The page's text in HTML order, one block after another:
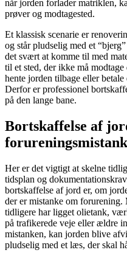
når jorden forlader matriklen,
prøver og modtagested.
Et klassisk scenarie er
og står pludselig med et
det svært at komme til med
til et sted, der ikke må
hente jorden tilbage eller
Derfor er professionel
på den lange bane.
Bortskaffelse af
Her er det vigtigt at skelne
tidsplan og
bortskaffelse af jord er, om
der er mistanke om forurening.
tidligere har ligget olietank,
på trafikerede veje eller ældre
mistanken, kan jorden blive
pludselig med et læs, der skal